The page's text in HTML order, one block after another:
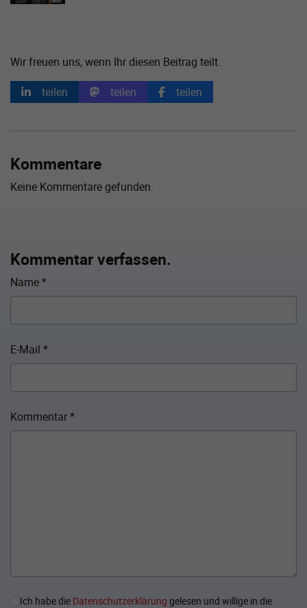
Wir freuen uns, wenn Ihr diesen Beitrag teilt.
teilen
teilen teilen
Kommentare
Keine Kommentare gefunden.
Kommentar verfassen.
Name*
E-Mail *
Kommentar*
Ich habe die Datenschutzerklärung gelesen und willige in die